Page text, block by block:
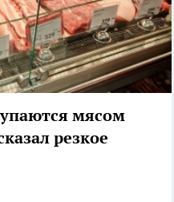
мясом
резкое